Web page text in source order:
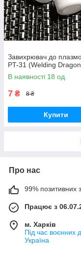
Завихрювач до
PT-31 (Welding
В наявності 18 од.
7 ₴ 8 ₴
Купити
Про нас
99% позитивних
Працює з
м. Харків
Під час воєнних
Україна